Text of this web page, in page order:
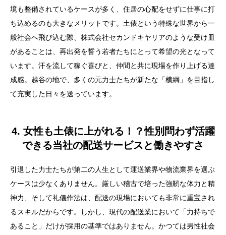
境も整備されているケースが多く、住居の心配をせずに仕事に打
ち込めるのも大きなメリットです。土俵という特殊な世界から一
般社会へ飛び込む際、株式会社セカンドキヤリアのような受け皿
があることは、再出発を誓う若者たちにとって希望の光となって
います。汗を流して稼ぐ喜びと、仲間と共に現場を作り上げる達
成感。越谷の地で、多くの元力士たちが新たな「横綱」を目指し
て充実した日々を送っています。
4. 女性も土俵に上がれる！？性別問わず活躍
できる当社の配送サービスと働きやすさ
引退した力士たちが第二の人生として運送業界や物流業界を選ぶ
ケースは少なくありません。厳しい稽古で培った強靭な体力と精
神力、そして礼儀作法は、配送の現場においても非常に重宝され
るスキルだからです。しかし、現代の配送業において「力持ちで
あること」だけが採用の基準ではありません。かつては男性社会